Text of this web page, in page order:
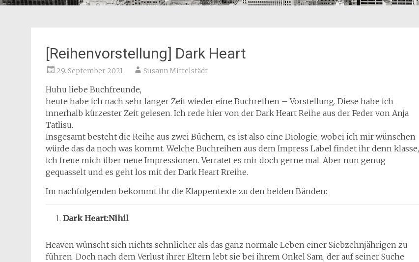
[Reihenvorstellung] Dark Heart
29. September 2021 Susann Mittelstädt
Huhu liebe Buchfreunde,
heute habe ich nach sehr langer Zeit wieder eine Buchreihen – Vorstellung. Diese habe ich
innerhalb kürzester Zeit gelesen. Ich rede hier von der Dark Heart Reihe aus der Feder von Anja
Tatlisu.
Insgesamt besteht die Reihe aus zwei Büchern, es ist also eine Diologie, wobei ich mir wünschen
würde das da noch was kommt. Welche Buchreihen aus dem Impress Label findet ihr denn klasse,
ich freue mich über neue Impressionen. Verratet es mir doch gerne mal. Aber nun genug
gequasselt und es geht los mit der Dark Heart Rreihe.
Im nachfolgenden bekommt ihr die Klappentexte zu den beiden Bänden:
Dark Heart:Nihil
Heaven wünscht sich nichts sehnlicher als das ganz normale Leben einer Siebzehnjährigen zu
führen. Doch nach dem Verlust ihrer Eltern lebt sie bei ihrem Onkel Sam, der auf seiner Suche